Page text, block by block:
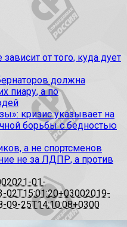
от того, куда дует
должна
пиару, а по
кризис указывает на
борьбы с бедностью
а не спортсменов
не за ЛДПР, а против
2021-01-
02T15:01:20+03002019-
09-25T14:10:08+0300